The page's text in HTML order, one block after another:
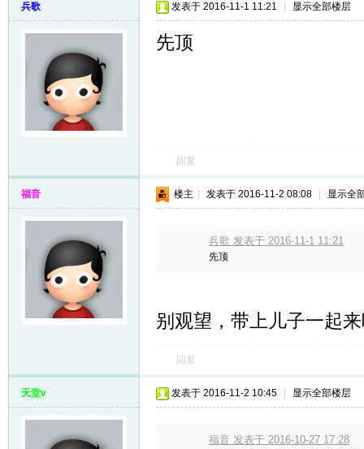
兵歌 发表于 2016-11-1 11:21 显示全部楼层
先顶
回复
福音 楼主 发表于 2016-11-2 08:08 显示全
兵歌 发表于 2016-11-1 11:21
先顶
别观望，带上儿子一起
回复
天堂v 发表于 2016-11-2 10:45 显示全部楼层
福音 发表于 2016-10-27 17:28